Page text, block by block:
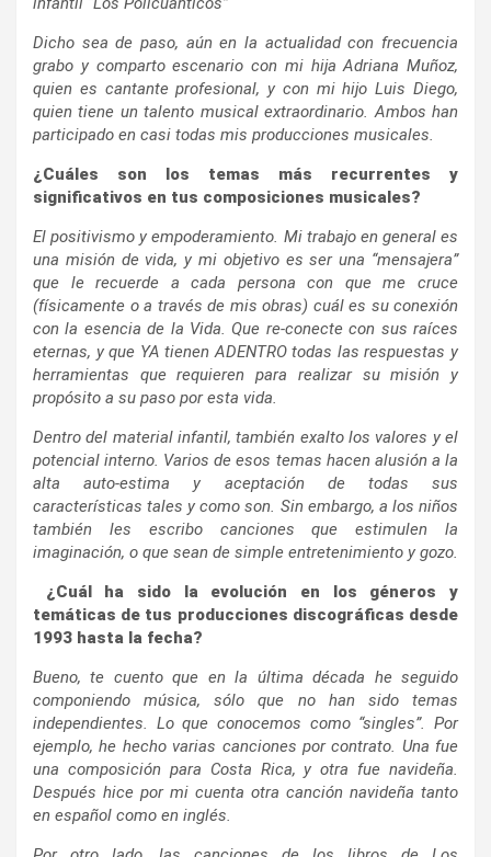
Dicho sea de paso, aún en la actualidad con frecuencia
grabo y comparto escenario con mi hija Adriana Muñoz,
quien es cantante profesional, y con mi hijo Luis Diego,
quien tiene un talento musical extraordinario. Ambos han
participado en casi todas mis producciones musicales.
¿Cuáles son los temas más recurrentes y
significativos en tus composiciones musicales?
El positivismo y empoderamiento. Mi trabajo en general es
una misión de vida, y mi objetivo es ser una “mensajera”
que le recuerde a cada persona con que me cruce
(físicamente o a través de mis obras) cuál es su conexión
con la esencia de la Vida. Que re-conecte con sus raíces
eternas, y que YA tienen ADENTRO todas las respuestas y
herramientas que requieren para realizar su misión y
propósito a su paso por esta vida.
Dentro del material infantil, también exalto los valores y el
potencial interno. Varios de esos temas hacen alusión a la
alta auto-estima y aceptación de todas sus
características tales y como son. Sin embargo, a los niños
también les escribo canciones que estimulen la
imaginación, o que sean de simple entretenimiento y gozo.
¿Cuál ha sido la evolución en los géneros y
temáticas de tus producciones discográficas desde
1993 hasta la fecha?
Bueno, te cuento que en la última década he seguido
componiendo música, sólo que no han sido temas
independientes. Lo que conocemos como “singles”. Por
ejemplo, he hecho varias canciones por contrato. Una fue
una composición para Costa Rica, y otra fue navideña.
Después hice por mi cuenta otra canción navideña tanto
en español como en inglés.